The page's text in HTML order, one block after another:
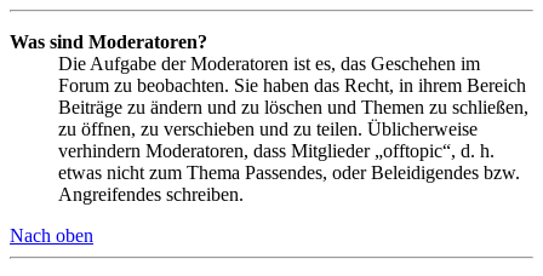
Was sind Moderatoren?
Die Aufgabe der Moderatoren ist es, das Geschehen im
Forum zu beobachten. Sie haben das Recht, in ihrem Bereich
Beiträge zu ändern und zu löschen und Themen zu schließen,
zu öffnen, zu verschieben und zu teilen. Üblicherweise
verhindern Moderatoren, dass Mitglieder „offtopic“, d. h.
etwas nicht zum Thema Passendes, oder Beleidigendes bzw.
Angreifendes schreiben.
Nach oben